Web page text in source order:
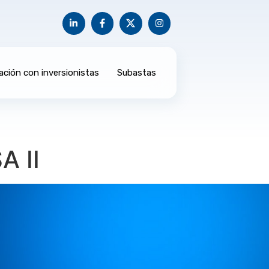
con inversionistas Subastas
II